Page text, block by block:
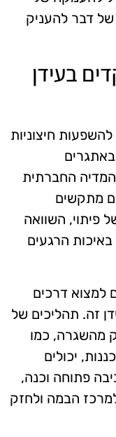
של דבר להעניק
בעידן
חיצוניות
החברתית
מתקשים
פיתוי, השוואה
באיכות הרגעים
למצוא דרכים
זה. תהליכים של
מהשגרה, כמו
יכולים
פתוחה וכנה,
הבמה ולחזק